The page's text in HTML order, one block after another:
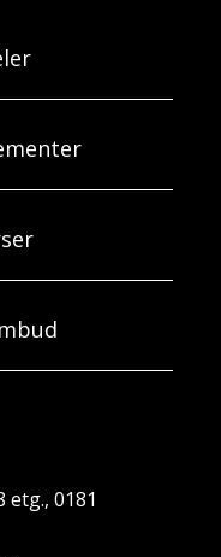
etg., 0181